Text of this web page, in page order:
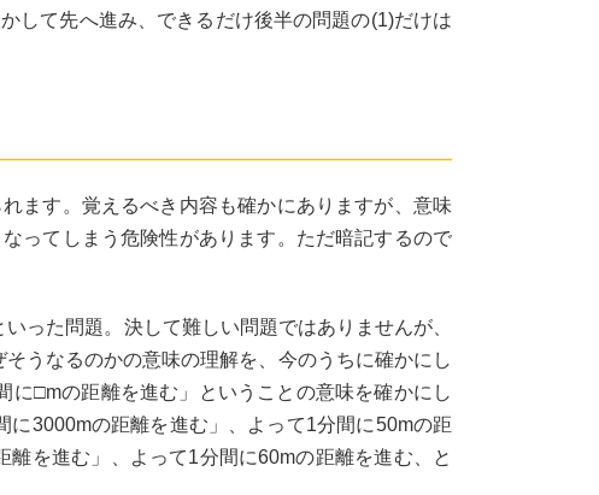
して先へ進み、できるだけ後半の問題の(1)だけは
ます。覚えるべき内容も確かにありますが、意味
ってしまう危険性があります。ただ暗記するので
った問題。決して難しい問題ではありませんが、
うなるのかの意味の理解を、今のうちに確かにし
□mの距離を進む」ということの意味を確かにし
3000mの距離を進む」、よって1分間に50mの距
を進む」、よって1分間に60mの距離を進む、と